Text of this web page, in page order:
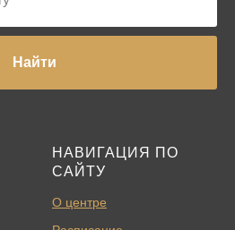
Найти
НАВИГАЦИЯ ПО
САЙТУ
О центре